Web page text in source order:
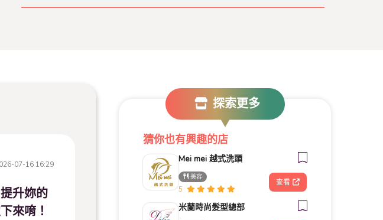
07-16 16:29
升妳的
來唷！
探索更多
猜你也有興趣的店
Mei mei 越式洗頭
美容
5
查看
米蘭時尚髮型總部